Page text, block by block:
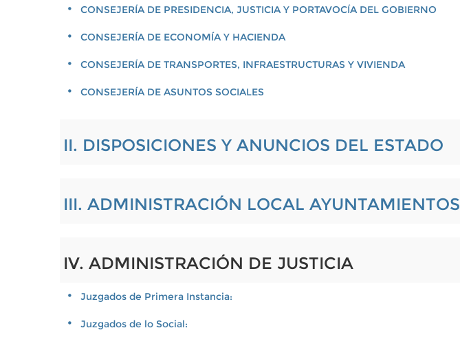
CONSEJERÍA DE PRESIDENCIA, JUSTICIA Y PORTAVOCÍA DEL GOBIERNO
CONSEJERÍA DE ECONOMÍA Y HACIENDA
CONSEJERÍA DE TRANSPORTES, INFRAESTRUCTURAS Y VIVIENDA
CONSEJERÍA DE ASUNTOS SOCIALES
II. DISPOSICIONES Y ANUNCIOS DEL ESTADO
III. ADMINISTRACIÓN LOCAL AYUNTAMIENTOS
IV. ADMINISTRACIÓN DE JUSTICIA
Juzgados de Primera Instancia:
Juzgados de lo Social: